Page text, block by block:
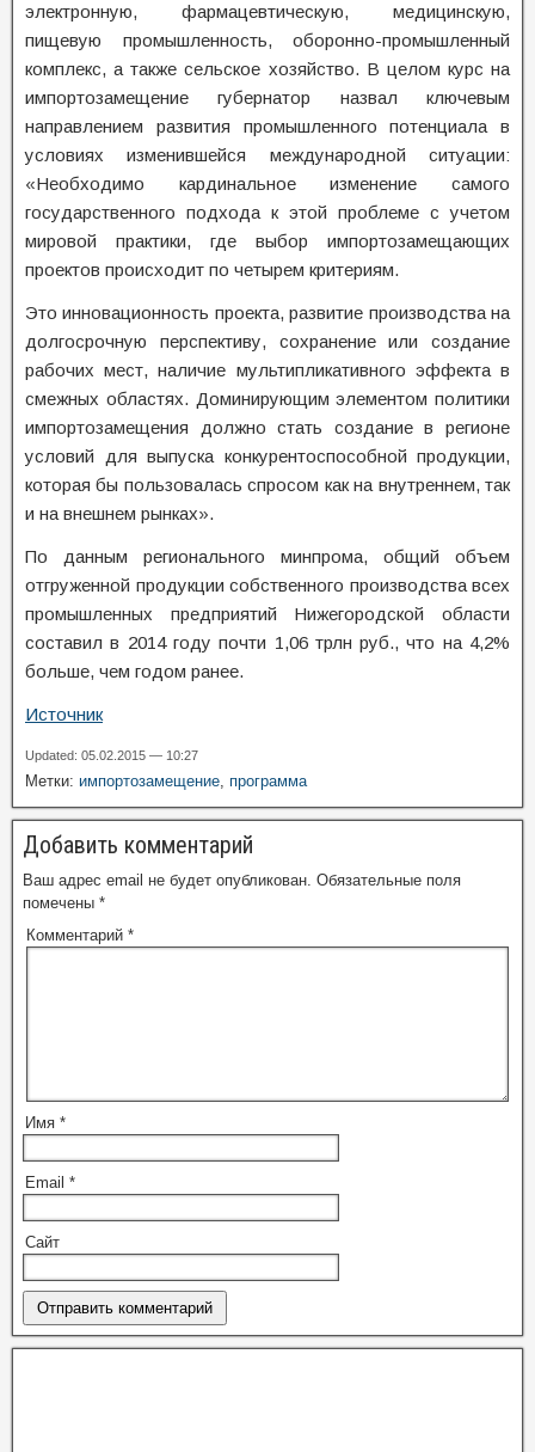
электронную, фармацевтическую, медицинскую,
пищевую промышленность, оборонно-промышленный
комплекс, а также сельское хозяйство. В целом курс на
импортозамещение губернатор назвал ключевым
направлением развития промышленного потенциала в
условиях изменившейся международной ситуации:
«Необходимо кардинальное изменение самого
государственного подхода к этой проблеме с учетом
мировой практики, где выбор импортозамещающих
проектов происходит по четырем критериям.
Это инновационность проекта, развитие производства на
долгосрочную перспективу, сохранение или создание
рабочих мест, наличие мультипликативного эффекта в
смежных областях. Доминирующим элементом политики
импортозамещения должно стать создание в регионе
условий для выпуска конкурентоспособной продукции,
которая бы пользовалась спросом как на внутреннем, так
и на внешнем рынках».
По данным регионального минпрома, общий объем
отгруженной продукции собственного производства всех
промышленных предприятий Нижегородской области
составил в 2014 году почти 1,06 трлн руб., что на 4,2%
больше, чем годом ранее.
Источник
Updated: 05.02.2015 — 10:27
Метки: импортозамещение, программа
Добавить комментарий
Ваш адрес email не будет опубликован. Обязательные поля
помечены *
Комментарий *
Имя *
Email *
Сайт